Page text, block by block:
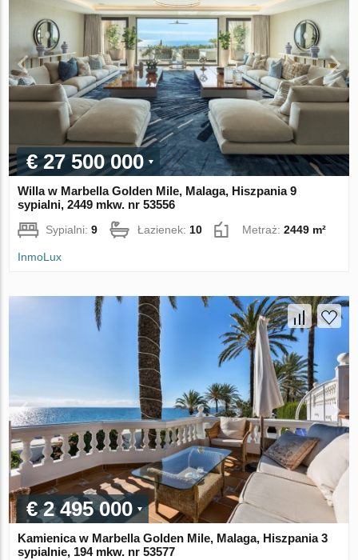
€ 27 500 000
Willa w Marbella Golden Mile, Malaga, Hiszpania 9
sypialni, 2449 mkw. nr 53556
Sypialni:9 Łazienek:10 Metraż:2449 m²
InmoLux
€ 2 495 000
Kamienica w Marbella Golden Mile, Malaga, Hiszpania 3
sypialnie, 194 mkw. nr 53577